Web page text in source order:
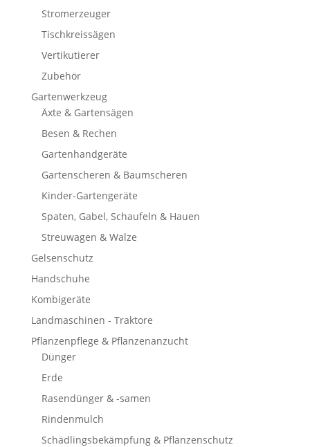
Stromerzeuger
Tischkreissägen
Vertikutierer
Zubehör
Gartenwerkzeug
Äxte & Gartensägen
Besen & Rechen
Gartenhandgeräte
Gartenscheren & Baumscheren
Kinder-Gartengeräte
Spaten, Gabel, Schaufeln & Hauen
Streuwagen & Walze
Gelsenschutz
Handschuhe
Kombigeräte
Landmaschinen - Traktore
Pflanzenpflege & Pflanzenanzucht
Dünger
Erde
Rasendünger & -samen
Rindenmulch
Schädlingsbekämpfung & Pflanzenschutz